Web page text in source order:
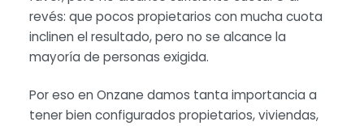
revés: que pocos propietarios con mucha cuota
inclinen el resultado, pero no se alcance la
mayoría de personas exigida.
Por eso en Onzane damos tanta importancia a
tener bien configurados propietarios, viviendas,